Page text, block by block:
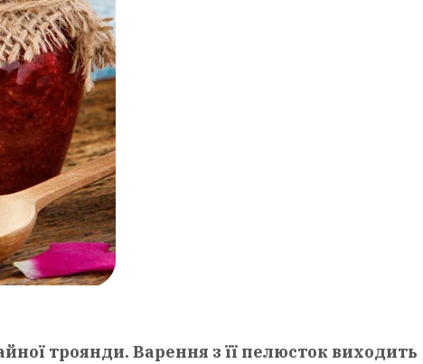
троянди. Варення з її пелюсток виходить